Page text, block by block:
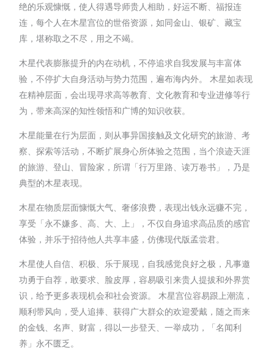
绝的乐观慷慨，使人得遇导师贵人相助，好运不断、福报连
连，每个人在木星宫位的世俗资源，如同金山、银矿、藏宝
库，堪称取之不尽，用之不竭。
木星代表膨胀提升的内在动机，不停追求自我发展与丰富体
验，不停扩大自身活动与势力范围，遍布海内外。 木星如表现
在精神层面，会出现寻求高等教育、文化教育和专业进修等行
为，带来高深的知性领悟和广博的知识收获。
木星能量在行为层面，则从事异国接触及文化研究的旅游、考
察、探索等活动，不断扩展身心所体验之范围，当个浪迹天涯
的旅游、登山、冒险家，所谓「行万里路、读万卷书」，乃是
典型的木星表现。
木星在物质层面慷慨大气、奢侈浪费，表现出钱永远赚不完，
享受「永不嫌多、高、大、上」，不仅自身追求高品质的感官
体验，并乐于招待他人共享丰盛，仿佛现代版孟尝君。
木星使人自信、积极、乐于展现，自我感觉良好之极，凡事邀
功勇于自荐，敢要求、脸皮厚，容易吸引来贵人提拔和外界赏
识，给予更多表现机会和社会资源。 木星宫位容易跟上潮流，
顺利带风向，受人追捧、获得广大群众的欢迎爱戴，随之而来
的金钱、名声、财富，得以一步登天、一举成功，「名闻利
养」永不匮乏。